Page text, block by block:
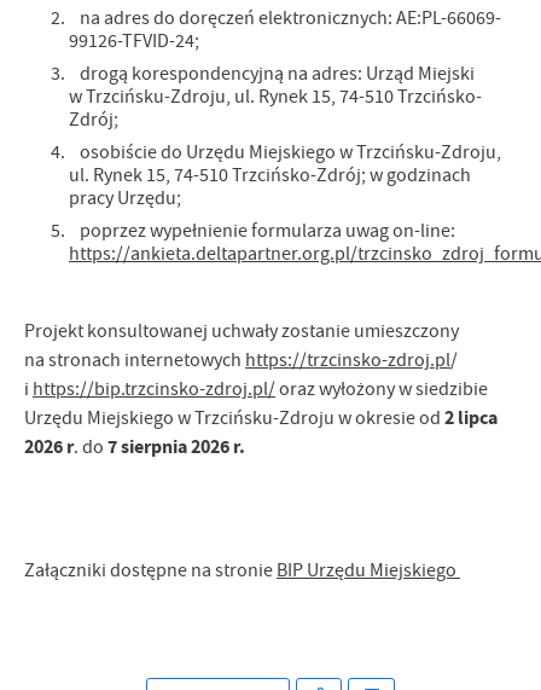
na adres do doręczeń elektronicznych: AE:PL-66069-
99126-TFVID-24;
drogą korespondencyjną na adres: Urząd Miejski
w Trzcińsku-Zdroju, ul. Rynek 15, 74-510 Trzcińsko-
Zdrój;
osobiście do Urzędu Miejskiego w Trzcińsku-Zdroju,
ul. Rynek 15, 74-510 Trzcińsko-Zdrój; w godzinach
pracy Urzędu;
poprzez wypełnienie formularza uwag on-line:
https://ankieta.deltapartner.org.pl/
Projekt konsultowanej uchwały zostanie umieszczony
na stronach internetowych https://trzcinsko-zdroj.pl/
i https://bip.trzcinsko-zdroj.pl/oraz wyłożony w siedzibie
Urzędu Miejskiego w Trzcińsku-Zdroju w okresie od 2 lipca
2026 r. do 7 sierpnia 2026 r.
Załączniki dostępne na stronie BIP Urzędu Miejskiego